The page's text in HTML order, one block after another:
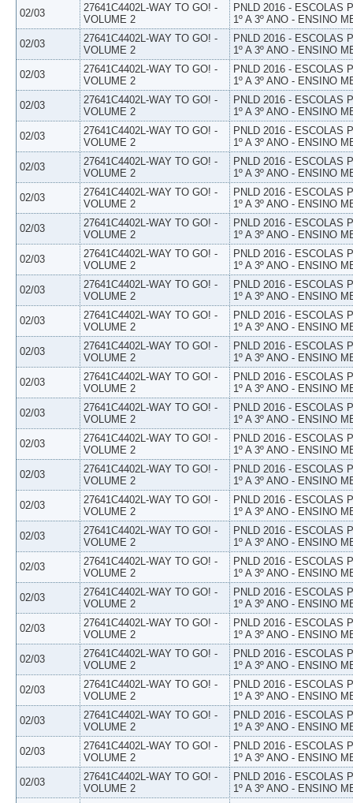
02/03
27641C4402L-WAY TO GO! -
VOLUME 2
PNLD 2016 - ESCOLAS
1º A 3º ANO - ENSINO
02/03
27641C4402L-WAY TO GO! -
VOLUME 2
PNLD 2016 - ESCOLAS
1º A 3º ANO - ENSINO
02/03
27641C4402L-WAY TO GO! -
VOLUME 2
PNLD 2016 - ESCOLAS
1º A 3º ANO - ENSINO
02/03
27641C4402L-WAY TO GO! -
VOLUME 2
PNLD 2016 - ESCOLAS
1º A 3º ANO - ENSINO
02/03
27641C4402L-WAY TO GO! -
VOLUME 2
PNLD 2016 - ESCOLAS
1º A 3º ANO - ENSINO
02/03
27641C4402L-WAY TO GO! -
VOLUME 2
PNLD 2016 - ESCOLAS
1º A 3º ANO - ENSINO
02/03
27641C4402L-WAY TO GO! -
VOLUME 2
PNLD 2016 - ESCOLAS
1º A 3º ANO - ENSINO
02/03
27641C4402L-WAY TO GO! -
VOLUME 2
PNLD 2016 - ESCOLAS
1º A 3º ANO - ENSINO
02/03
27641C4402L-WAY TO GO! -
VOLUME 2
PNLD 2016 - ESCOLAS
1º A 3º ANO - ENSINO
02/03
27641C4402L-WAY TO GO! -
VOLUME 2
PNLD 2016 - ESCOLAS
1º A 3º ANO - ENSINO
02/03
27641C4402L-WAY TO GO! -
VOLUME 2
PNLD 2016 - ESCOLAS
1º A 3º ANO - ENSINO
02/03
27641C4402L-WAY TO GO! -
VOLUME 2
PNLD 2016 - ESCOLAS
1º A 3º ANO - ENSINO
02/03
27641C4402L-WAY TO GO! -
VOLUME 2
PNLD 2016 - ESCOLAS
1º A 3º ANO - ENSINO
02/03
27641C4402L-WAY TO GO! -
VOLUME 2
PNLD 2016 - ESCOLAS
1º A 3º ANO - ENSINO
02/03
27641C4402L-WAY TO GO! -
VOLUME 2
PNLD 2016 - ESCOLAS
1º A 3º ANO - ENSINO
02/03
27641C4402L-WAY TO GO! -
VOLUME 2
PNLD 2016 - ESCOLAS
1º A 3º ANO - ENSINO
02/03
27641C4402L-WAY TO GO! -
VOLUME 2
PNLD 2016 - ESCOLAS
1º A 3º ANO - ENSINO
02/03
27641C4402L-WAY TO GO! -
VOLUME 2
PNLD 2016 - ESCOLAS
1º A 3º ANO - ENSINO
02/03
27641C4402L-WAY TO GO! -
VOLUME 2
PNLD 2016 - ESCOLAS
1º A 3º ANO - ENSINO
02/03
27641C4402L-WAY TO GO! -
VOLUME 2
PNLD 2016 - ESCOLAS
1º A 3º ANO - ENSINO
02/03
27641C4402L-WAY TO GO! -
VOLUME 2
PNLD 2016 - ESCOLAS
1º A 3º ANO - ENSINO
02/03
27641C4402L-WAY TO GO! -
VOLUME 2
PNLD 2016 - ESCOLAS
1º A 3º ANO - ENSINO
02/03
27641C4402L-WAY TO GO! -
VOLUME 2
PNLD 2016 - ESCOLAS
1º A 3º ANO - ENSINO
02/03
27641C4402L-WAY TO GO! -
VOLUME 2
PNLD 2016 - ESCOLAS
1º A 3º ANO - ENSINO
02/03
27641C4402L-WAY TO GO! -
VOLUME 2
PNLD 2016 - ESCOLAS
1º A 3º ANO - ENSINO
02/03
27641C4402L-WAY TO GO! -
VOLUME 2
PNLD 2016 - ESCOLAS
1º A 3º ANO - ENSINO